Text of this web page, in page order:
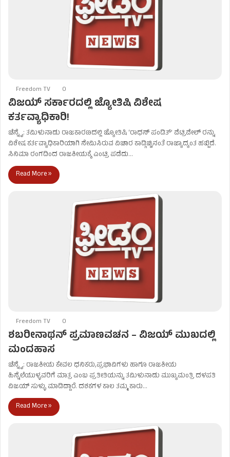
Freedom TV 0
ವಿಜಯ್ ಸರ್ಕಾರದಲ್ಲಿ ಜ್ಯೋತಿಷಿ ವಿಶೇಷ
ಕರ್ತವ್ಯಾಧಿಕಾರಿ!
ಚೆನ್ನೈ: ತಮಿಳುನಾಡು ರಾಜಕಾರಣದಲ್ಲಿ ಜ್ಯೋತಿಷಿ ‘ರಾಧನ್ ಪಂಡಿತ್’ ವೆಟ್ರಿವೇಲ್ ರನ್ನು
ವಿಶೇಷ ಕರ್ತವ್ಯಾಧಿಕಾರಿಯಾಗಿ ನೇಮಿಸಿರುವ ವಿಚಾರ ಕಾಡ್ಗಿಚ್ಚಿನಂತೆ ರಾಜ್ಯಾದ್ಯಂತ ಹಬ್ಬಿದೆ.
ಸಿನಿಮಾ ರಂಗದಿಂದ ರಾಜಕೀಯಕ್ಕೆ ಎಂಟ್ರಿ ಪಡೆದು…
Read More »
Freedom TV 0
ಶಬರೀನಾಥನ್ ಪ್ರಮಾಣವಚನ – ವಿಜಯ್ ಮುಖದಲ್ಲಿ
ಮಂದಹಾಸ
ಚೆನ್ನೈ: ರಾಜಕೀಯ ಕೇವಲ ಧನಿಕರು,ಪ್ರಭಾವಿಗಳು ಹಾಗೂ ರಾಜಕೀಯ
ಹಿನ್ನೆಲೆಯುಳ್ಳವರಿಗೆ ಮಾತ್ರ ಎಂಬ ಪ್ರತೀತಿಯನ್ನು ತಮಿಳುನಾಡು ಮುಖ್ಯಮಂತ್ರಿ ದಳಪತಿ
ವಿಜಯ್ ಸುಳ್ಳು ಮಾಡಿದ್ದಾರೆ. ದಶಕಗಳ ಕಾಲ ತಮ್ಮ ಕಾರು…
Read More »